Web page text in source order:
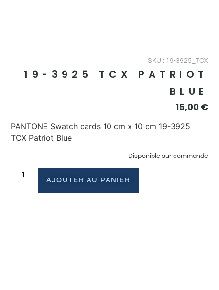
SKU : 19-3925_TCX
19-3925 TCX PATRIOT
BLUE
15,00 €
PANTONE Swatch cards 10 cm x 10 cm 19-3925
TCX Patriot Blue
Disponible sur commande
AJOUTER AU PANIER